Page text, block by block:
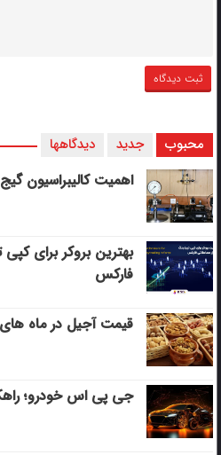
محبوب جدید دیدگاهها
اهمیت کالیبراسیون
بهترین بروکر برای کپی‌
فارکس
قیمت آجیل در ماه
جی پی اس خودرو؛